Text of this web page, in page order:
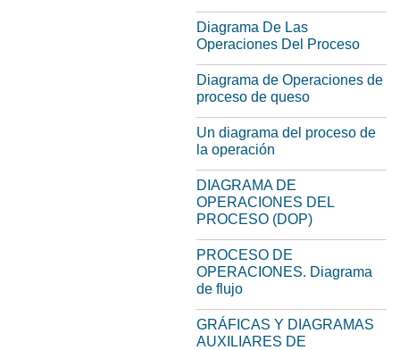
Diagrama De Las
Operaciones Del Proceso
Diagrama de Operaciones de
proceso de queso
Un diagrama del proceso de
la operación
DIAGRAMA DE
OPERACIONES DEL
PROCESO (DOP)
PROCESO DE
OPERACIONES. Diagrama
de flujo
GRÁFICAS Y DIAGRAMAS
AUXILIARES DE